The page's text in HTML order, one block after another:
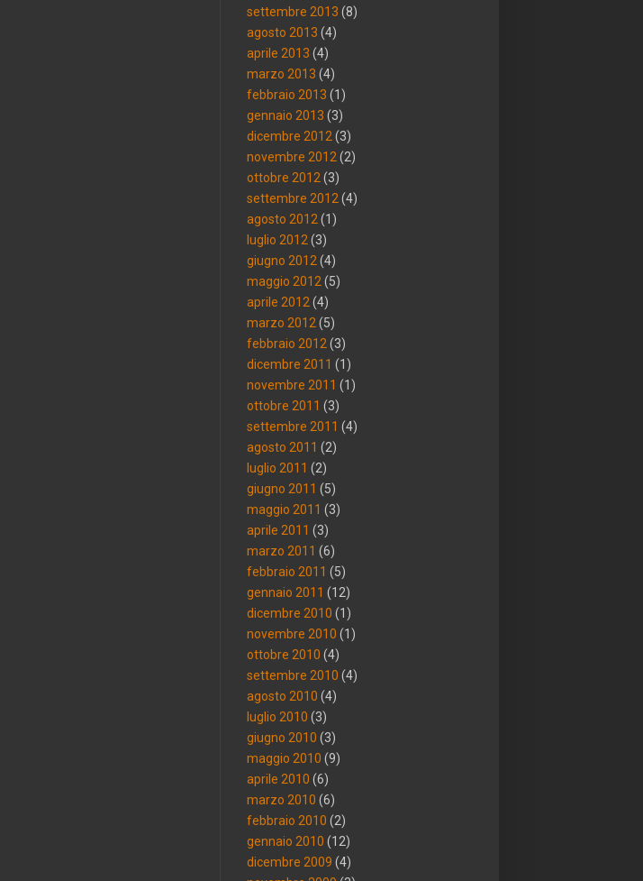
settembre 2013 (8)
agosto 2013 (4)
aprile 2013 (4)
marzo 2013 (4)
febbraio 2013 (1)
gennaio 2013 (3)
dicembre 2012 (3)
novembre 2012 (2)
ottobre 2012 (3)
settembre 2012 (4)
agosto 2012 (1)
luglio 2012 (3)
giugno 2012 (4)
maggio 2012 (5)
aprile 2012 (4)
marzo 2012 (5)
febbraio 2012 (3)
dicembre 2011 (1)
novembre 2011 (1)
ottobre 2011 (3)
settembre 2011 (4)
agosto 2011 (2)
luglio 2011 (2)
giugno 2011 (5)
maggio 2011 (3)
aprile 2011 (3)
marzo 2011 (6)
febbraio 2011 (5)
gennaio 2011 (12)
dicembre 2010 (1)
novembre 2010 (1)
ottobre 2010 (4)
settembre 2010 (4)
agosto 2010 (4)
luglio 2010 (3)
giugno 2010 (3)
maggio 2010 (9)
aprile 2010 (6)
marzo 2010 (6)
febbraio 2010 (2)
gennaio 2010 (12)
dicembre 2009 (4)